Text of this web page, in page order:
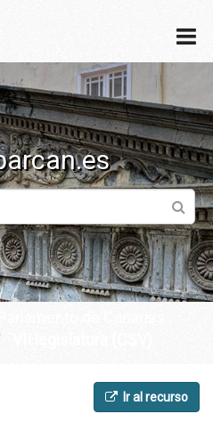
Ir al recurso